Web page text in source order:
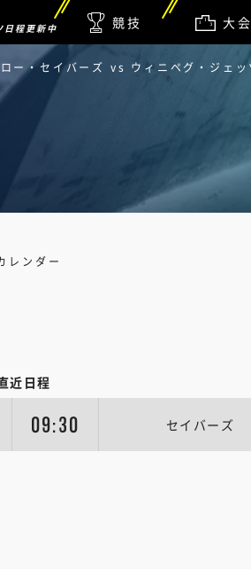
日程更新中 競技 大
ー・セイバーズ vs ウィニペグ・ジェッ
近日程
09:30 セイバーズ
レンダー